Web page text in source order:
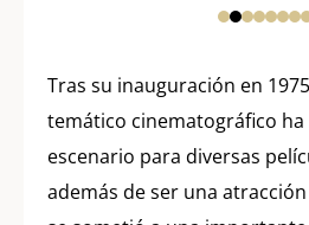
Tras su inauguración en
temático cinematográfico
escenario para diversas
además de ser una